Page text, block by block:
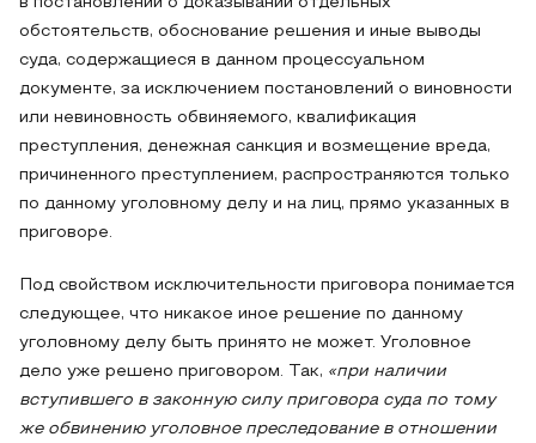
обстоятельств, обоснование решения и иные выводы
суда, содержащиеся в данном процессуальном
документе, за исключением постановлений о виновности
или невиновность обвиняемого, квалификация
преступления, денежная санкция и возмещение вреда,
причиненного преступлением, распространяются только
по данному уголовному делу и на лиц, прямо указанных в
приговоре.
Под свойством исключительности приговора понимается
следующее, что никакое иное решение по данному
уголовному делу быть принято не может. Уголовное
дело уже решено приговором. Так, «при наличии
вступившего в законную силу приговора суда по тому
же обвинению уголовное преследование в отношении